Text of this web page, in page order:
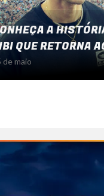
A
QUE RETORNA
de maio